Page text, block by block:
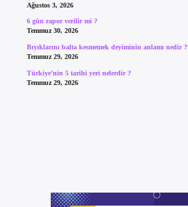
Ağustos 3, 2026
6 gün rapor verilir mi ?
Temmuz 30, 2026
Bıyıklarını balta kesmemek deyiminin anlamı nedir ?
Temmuz 29, 2026
Türkiye’nin 5 tarihi yeri nelerdir ?
Temmuz 29, 2026